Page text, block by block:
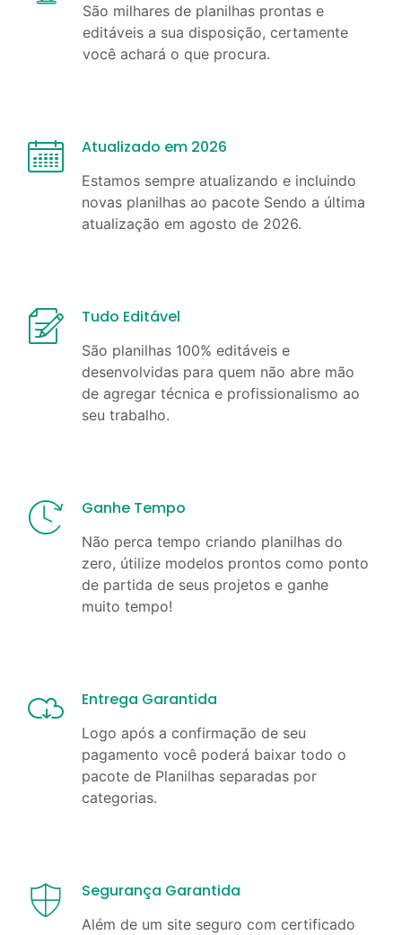
São milhares de planilhas prontas e
editáveis a sua disposição, certamente
você achará o que procura.
Atualizado em 2026
Estamos sempre atualizando e incluindo
novas planilhas ao pacote Sendo a última
atualização em agosto de 2026.
Tudo Editável
São planilhas 100% editáveis e
desenvolvidas para quem não abre mão
de agregar técnica e profissionalismo ao
seu trabalho.
Ganhe Tempo
Não perca tempo criando planilhas do
zero, útilize modelos prontos como ponto
de partida de seus projetos e ganhe
muito tempo!
Entrega Garantida
Logo após a confirmação de seu
pagamento você poderá baixar todo o
pacote de Planilhas separadas por
categorias.
Segurança Garantida
Além de um site seguro com certificado